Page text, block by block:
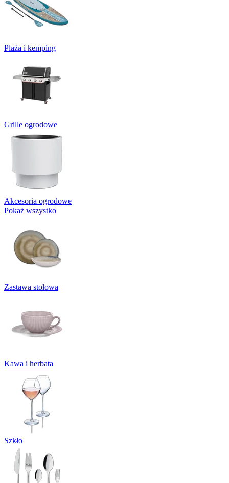
Plaża i kemping
Grille ogrodowe
Akcesoria ogrodowe
Pokaż wszystko
Zastawa stołowa
Kawa i herbata
Szkło